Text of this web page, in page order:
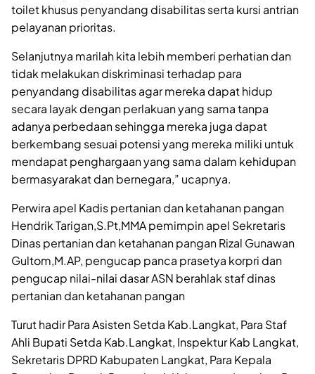
toilet khusus penyandang disabilitas serta kursi antrian
pelayanan prioritas.
Selanjutnya marilah kita lebih memberi perhatian dan
tidak melakukan diskriminasi terhadap para
penyandang disabilitas agar mereka dapat hidup
secara layak dengan perlakuan yang sama tanpa
adanya perbedaan sehingga mereka juga dapat
berkembang sesuai potensi yang mereka miliki untuk
mendapat penghargaan yang sama dalam kehidupan
bermasyarakat dan bernegara,” ucapnya.
Perwira apel Kadis pertanian dan ketahanan pangan
Hendrik Tarigan,S.Pt,MMA pemimpin apel Sekretaris
Dinas pertanian dan ketahanan pangan Rizal Gunawan
Gultom,M.AP, pengucap panca prasetya korpri dan
pengucap nilai-nilai dasar ASN berahlak staf dinas
pertanian dan ketahanan pangan
Turut hadir Para Asisten Setda Kab.Langkat, Para Staf
Ahli Bupati Setda Kab.Langkat, Inspektur Kab Langkat,
Sekretaris DPRD Kabupaten Langkat, Para Kepala